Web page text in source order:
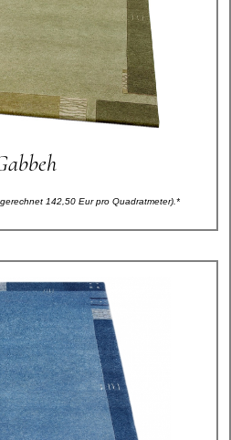
142,50 Eur pro Quadratmeter).*